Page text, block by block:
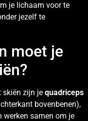
je lichaam voor te
jezelf te
moet je
skiën zijn je quadriceps
bovenbenen),
werken samen om je